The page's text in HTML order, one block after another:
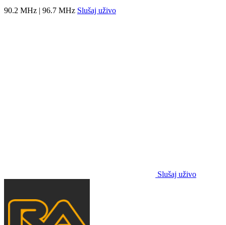
90.2 MHz | 96.7 MHz Slušaj uživo
Slušaj uživo